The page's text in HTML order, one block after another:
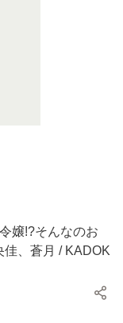
嬢!?そんなのお
佳、蒼月 / KADOK